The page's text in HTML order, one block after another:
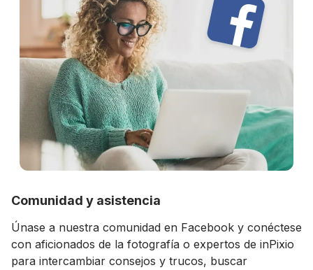
Comunidad y asistencia
Únase a nuestra comunidad en Facebook y conéctese
con aficionados de la fotografía o expertos de inPixio
para intercambiar consejos y trucos, buscar